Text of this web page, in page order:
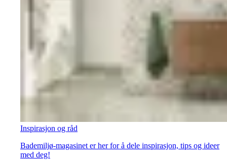
Inspirasjon og råd
Bademiljø-magasinet er her for å dele inspirasjon, tips og ideer
med deg!